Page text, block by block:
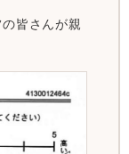
皆さんが親